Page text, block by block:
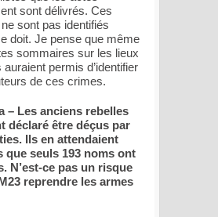
sont délivrés. Ces
sont pas identifiés
doit. Je pense que même
sommaires sur les lieux
permis d’identifier
de ces crimes.
– Les anciens rebelles
déclaré être déçus par
Ils en attendaient
que seuls 193 noms ont
N’est-ce pas un risque
reprendre les armes